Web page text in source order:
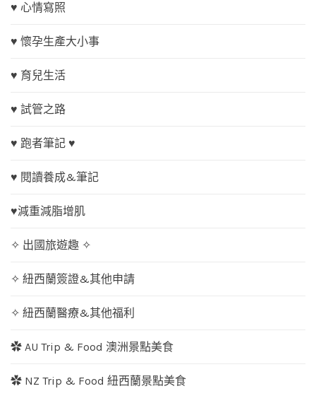
♥ 心情寫照
♥ 懷孕生產大小事
♥ 育兒生活
♥ 試管之路
♥ 跑者筆記 ♥
♥ 閱讀養成&筆記
♥減重減脂增肌
✧ 出國旅遊趣 ✧
✧ 紐西蘭簽證&其他申請
✧ 紐西蘭醫療&其他福利
✿ AU Trip & Food 澳洲景點美食
✿ NZ Trip & Food 紐西蘭景點美食